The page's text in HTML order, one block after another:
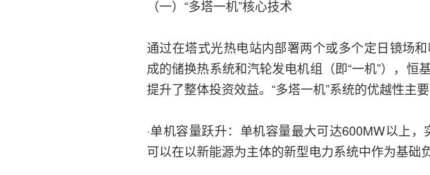
（一）“多塔一机”核心技术
通过在塔式光热电站内部署两个或多个定日镜场
成的储换热系统和汽轮发电机组（即“一机”），恒
提升了整体投资效益。“多塔一机”系统的优越性主
·单机容量跃升：单机容量最大可达600MW以上，
可以在以新能源为主体的新型电力系统中作为基础